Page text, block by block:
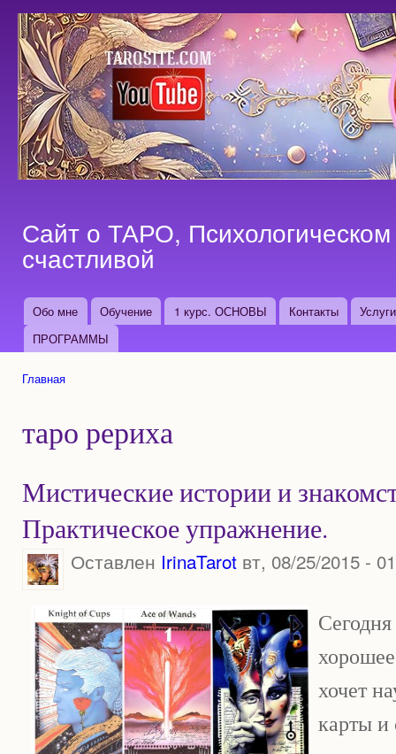
Сайт о ТАРО,
счастливой
Основные ссылки
Обо мне Обучение 1 курс. ОСНОВЫ Контакты
Услуги
ПРОГРАММЫ
Главная
таро рериха
Мистические истории и
Практическое упражнение.
Оставлен IrinaTarotвт, 08/25/2015 -
хочет
карты и